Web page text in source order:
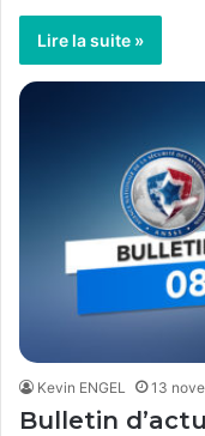
Lire la suite »
Kevin ENGEL 13
Bulletin